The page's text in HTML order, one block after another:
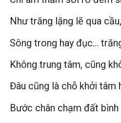
Như trăng lặng lẽ qua cầu,
Sông trong hay đục…
Không trung tâm, cũng
Đâu cũng là chỗ khởi tâm
Bước chân chạm đất bình